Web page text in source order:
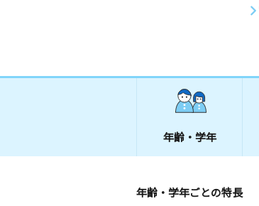
年齢・学年
年齢・学年ごとの特長